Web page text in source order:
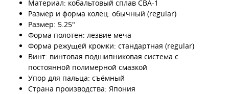
Материал: кобальтовый сплав CBA-1
Размер и форма колец: обычный (regular)
Размер: 5.25"
Форма полотен: лезвие меча
Форма режущей кромки: стандартная (regular)
Винт: винтовая подшипниковая система с
постоянной полимерной смазкой
Упор для пальца: съёмный
Страна производства: Япония